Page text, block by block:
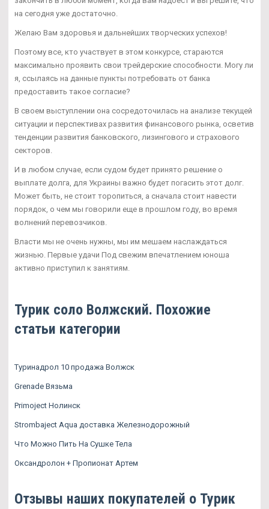
на сегодня уже достаточно.
Желаю Вам здоровья и дальнейших творческих успехов!
Поэтому все, кто участвует в этом конкурсе, стараются
максимально проявить свои трейдерские способности. Могу ли
я, ссылаясь на данные пункты потребовать от банка
предоставить такое согласие?
В своем выступлении она сосредоточилась на анализе текущей
ситуации и перспективах развития финансового рынка, осветив
тенденции развития банковского, лизингового и страхового
секторов.
И в любом случае, если судом будет принято решение о
выплате долга, для Украины важно будет погасить этот долг.
Может быть, не стоит торопиться, а сначала стоит навести
порядок, о чем мы говорили еще в прошлом году, во время
волнений перевозчиков.
Власти мы не очень нужны, мы им мешаем наслаждаться
жизнью. Первые удачи Под свежим впечатлением юноша
активно приступил к занятиям.
Турик соло Волжский. Похожие
статьи категории
Туринадрол 10 продажа Волжск
Grenade Вязьма
Primoject Нолинск
Strombaject Aqua доставка Железнодорожный
Что Можно Пить На Сушке Тела
Оксандролон + Пропионат Артем
Отзывы наших покупателей о Турик